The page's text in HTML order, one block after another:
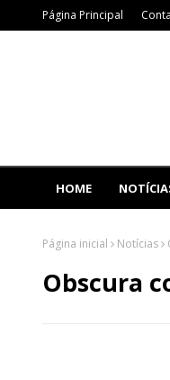
Página Principal
HOME
Página inicial Notícias
Obscura